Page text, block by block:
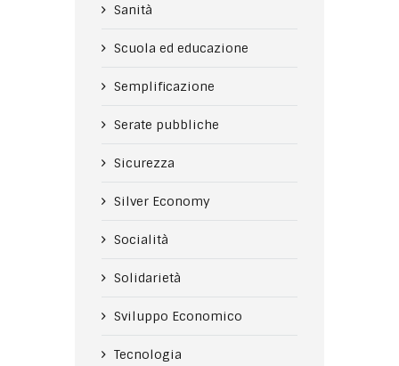
Sanità
Scuola ed educazione
Semplificazione
Serate pubbliche
Sicurezza
Silver Economy
Socialità
Solidarietà
Sviluppo Economico
Tecnologia